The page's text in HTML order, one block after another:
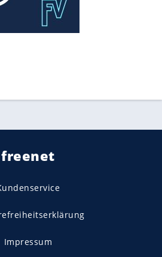
freenet
Impressum